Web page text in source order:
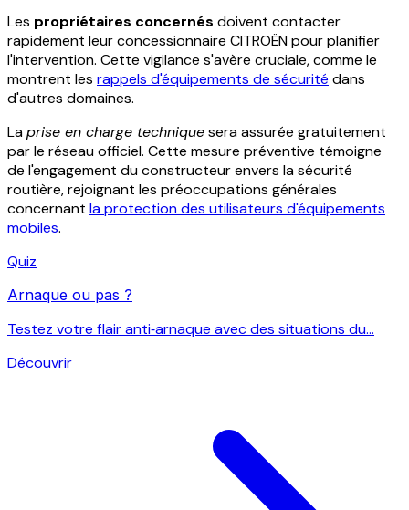
Les propriétaires concernés doivent contacter
rapidement leur concessionnaire CITROËN pour planifier
l'intervention. Cette vigilance s'avère cruciale, comme le
montrent les rappels d'équipements de sécurité dans
d'autres domaines.
Laprise en charge techniquesera assurée gratuitement
par le réseau officiel. Cette mesure préventive témoigne
de l'engagement du constructeur envers la sécurité
routière, rejoignant les préoccupations générales
concernant la protection des utilisateurs d'équipements
mobiles.
Quiz
Arnaque ou pas ?
Testez votre flair anti‑arnaque avec des situations du...
Découvrir